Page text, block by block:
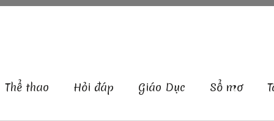
Thể thao Hỏi đáp Giáo Dục Sổ mơ